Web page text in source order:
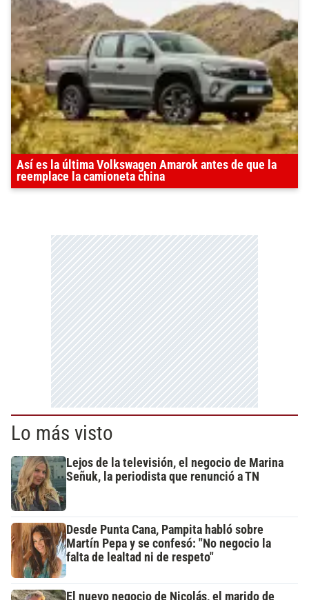
Así es la última Volkswagen Amarok antes de que la
reemplace la camioneta china
Lo más visto
Lejos de la televisión, el negocio de Marina
Señuk, la periodista que renunció a TN
Desde Punta Cana, Pampita habló sobre
Martín Pepa y se confesó: "No negocio la
falta de lealtad ni de respeto"
El nuevo negocio de Nicolás, el marido de